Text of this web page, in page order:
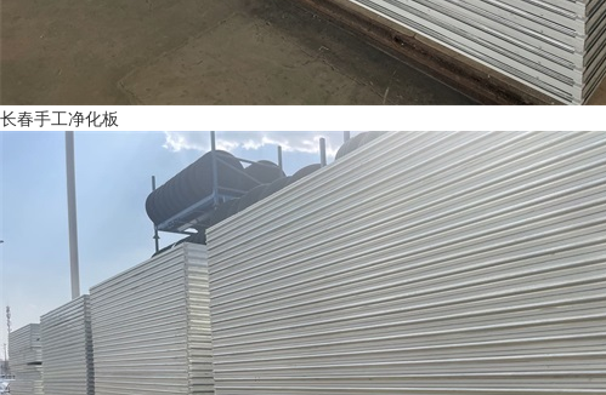
长春手工净化板